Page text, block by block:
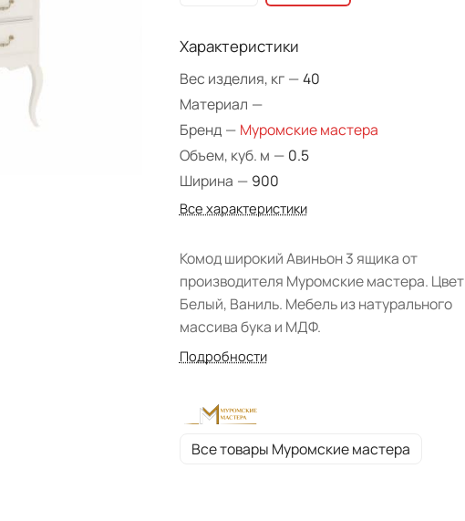
Характеристики
Вес изделия, кг —40
Материал —
Бренд — Муромские мастера
Объем, куб. м — 0.5
Ширина — 900
Все характеристики
Комод широкий Авиньон 3 ящика от
производителя Муромские мастера. Цвет
Белый, Ваниль. Мебель из натурального
массива бука и МДФ.
Подробности
Все товары Муромские мастера